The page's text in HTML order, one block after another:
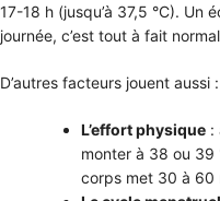
17-18 h (jusqu’à 37,5 °C). Un
journée, c’est tout à fait
D’autres facteurs jouent aussi :
L’effort physique :
monter à 38 ou 39
corps met 30 à 60